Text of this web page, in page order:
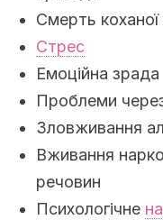
Смерть
Стрес
Емоційна зрада
Проблеми
Зловживання
Вживання
речовин
Психологічне